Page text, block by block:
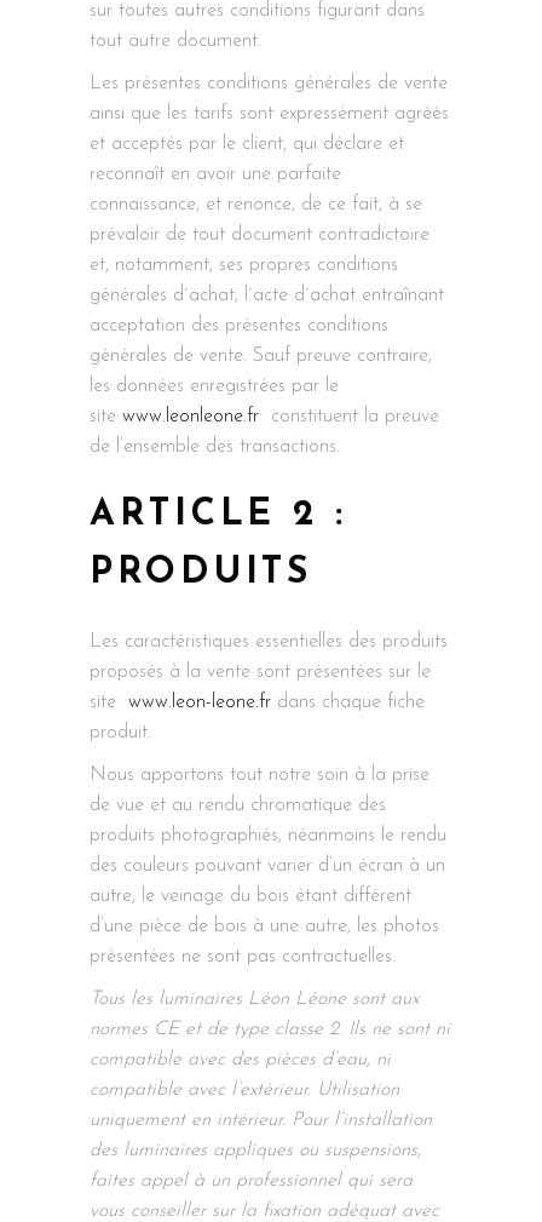
sur toutes autres conditions figurant dans
tout autre document.
Les présentes conditions générales de vente
ainsi que les tarifs sont expressément agréés
et acceptés par le client, qui déclare et
reconnaît en avoir une parfaite
connaissance, et renonce, de ce fait, à se
prévaloir de tout document contradictoire
et, notamment, ses propres conditions
générales d´achat, l´acte d´achat entraînant
acceptation des présentes conditions
générales de vente. Sauf preuve contraire,
les données enregistrées par le
site www.leonleone.fr constituent la preuve
de l’ensemble des transactions.
ARTICLE 2 :
PRODUITS
Les caractéristiques essentielles des produits
proposés à la vente sont présentées sur le
site www.leon-leone.fr dans chaque fiche
produit.
Nous apportons tout notre soin à la prise
de vue et au rendu chromatique des
produits photographiés, néanmoins le rendu
des couleurs pouvant varier d’un écran à un
autre, le veinage du bois étant différent
d’une pièce de bois à une autre, les photos
présentées ne sont pas contractuelles.
Tous les luminaires Léon Léone sont aux
normes CE et de type classe 2. Ils ne sont ni
compatible avec des pièces d’eau, ni
compatible avec l’extérieur. Utilisation
uniquement en intérieur. Pour l’installation
des luminaires appliques ou suspensions,
faites appel à un professionnel qui sera
vous conseiller sur la fixation adéquat avec